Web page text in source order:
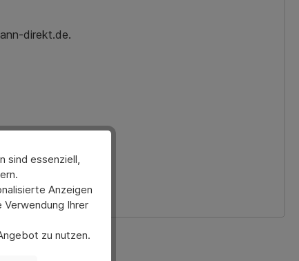
direkt.de.
sind essenziell,
Anzeigen
Verwendung Ihrer
zu nutzen.